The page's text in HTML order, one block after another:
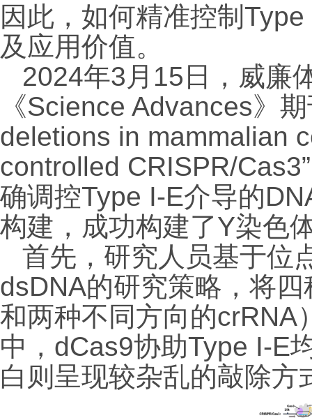
因此，如何精准控制 Type
及应用价值。
2024年3 月 15 日，威廉
《Science Advances》
deletions in mammalian
controlled CRISPR/Cas3
确调控Type I-E介导的
构建，成功构建了Y染色
首先，研究人员基于位
dsDNA的研究策略，将四
和两种不同方向的crRNA
中， dCas9协助Type I-E
白则呈现较杂乱的敲除方